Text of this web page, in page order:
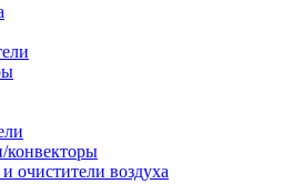
конвекторы
очистители воздуха